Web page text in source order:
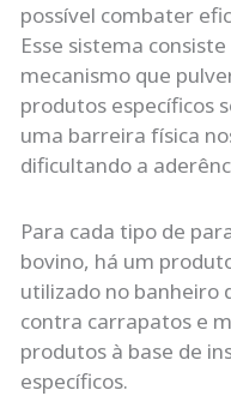
possível combater
Esse sistema
mecanismo que
produtos específicos
uma barreira física
dificultando a
Para cada tipo de
bovino, há um
utilizado no banheiro
contra carrapatos e
produtos à base de
específicos.